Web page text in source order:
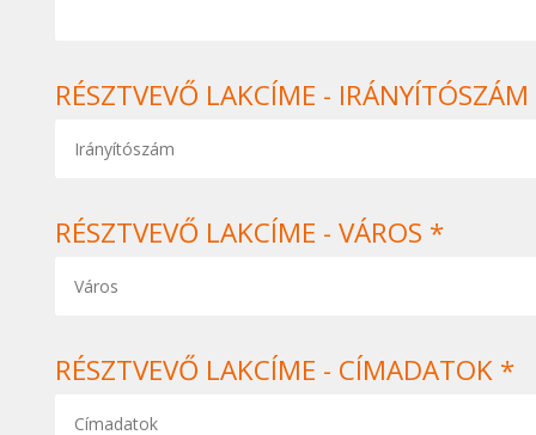
RÉSZTVEVŐ LAKCÍME -
RÉSZTVEVŐ LAKCÍME - VÁROS *
RÉSZTVEVŐ LAKCÍME - CÍMADATOK *